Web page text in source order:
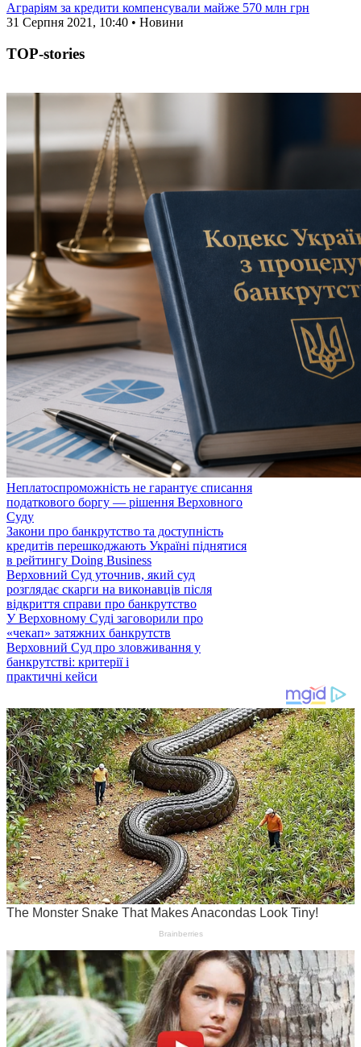
Аграріям за кредити компенсували майже 570 млн грн
31 Серпня 2021, 10:40 • Новини
TOP-stories
Неплатоспроможність не гарантує списання
податкового боргу — рішення Верховного
Суду
Закони про банкрутство та доступність
кредитів перешкоджають Україні піднятися
в рейтингу Doing Business
Верховний Суд уточнив, який суд
розглядає скарги на виконавців після
відкриття справи про банкрутство
У Верховному Суді заговорили про
«чекап» затяжних банкрутств
Верховний Суд про зловживання у
банкрутстві: критерії і
практичні кейси